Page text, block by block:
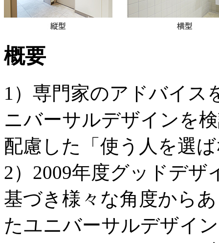
概要
1）専門家のアドバイス
ニバーサルデザインを
配慮した「使う人を選
2）2009年度グッドデ
基づき様々な角度から
たユニバーサルデザイ